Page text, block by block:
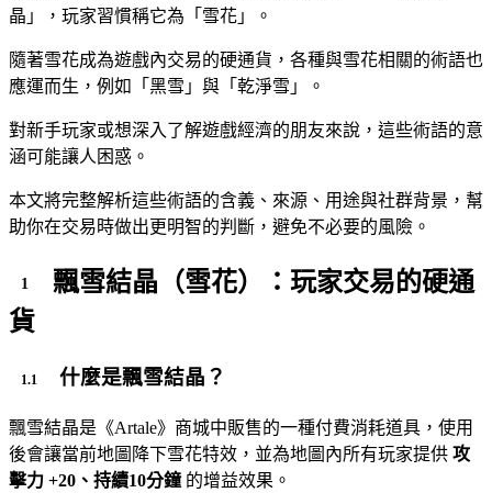
晶」，玩家習慣稱它為「雪花」。
隨著雪花成為遊戲內交易的硬通貨，各種與雪花相關的術語也
應運而生，例如「黑雪」與「乾淨雪」。
對新手玩家或想深入了解遊戲經濟的朋友來說，這些術語的意
涵可能讓人困惑。
本文將完整解析這些術語的含義、來源、用途與社群背景，幫
助你在交易時做出更明智的判斷，避免不必要的風險。
飄雪結晶（雪花）：玩家交易的硬通
貨
什麼是飄雪結晶？
飄雪結晶是《Artale》商城中販售的一種付費消耗道具，使用
後會讓當前地圖降下雪花特效，並為地圖內所有玩家提供 攻
擊力 +20、持續10分鐘的增益效果。